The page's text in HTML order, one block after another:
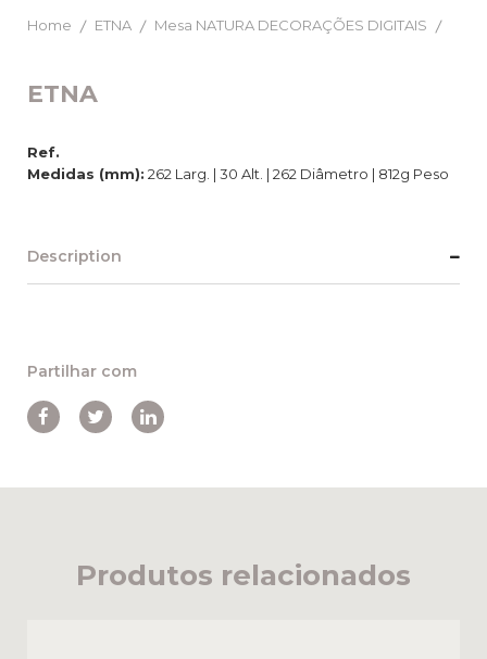
Home ETNA Mesa NATURA DECORAÇÕES DIGITAIS
ETNA
Ref.
Medidas (mm): 262 Larg. | 30 Alt. | 262 Diâmetro | 812g Peso
Description
Partilhar com
Produtos relacionados